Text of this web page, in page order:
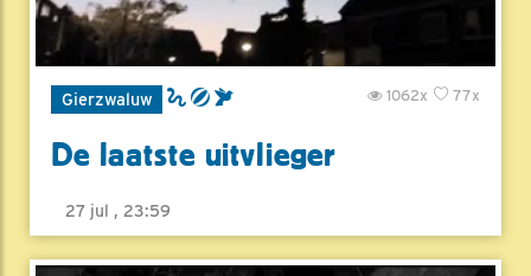
Gierzwaluw 77x
1062x
De laatste uitvlieger
27 jul , 23:59